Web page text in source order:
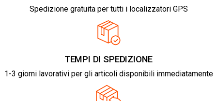
Spedizione gratuita per tutti i localizzatori GPS
TEMPI DI SPEDIZIONE
1-3 giorni lavorativi per gli articoli disponibili immediatamente